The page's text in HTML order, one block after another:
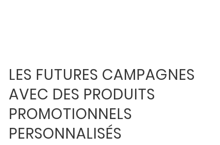
LES FUTURES CAMPAGNES
AVEC DES PRODUITS
PROMOTIONNELS
PERSONNALISÉS